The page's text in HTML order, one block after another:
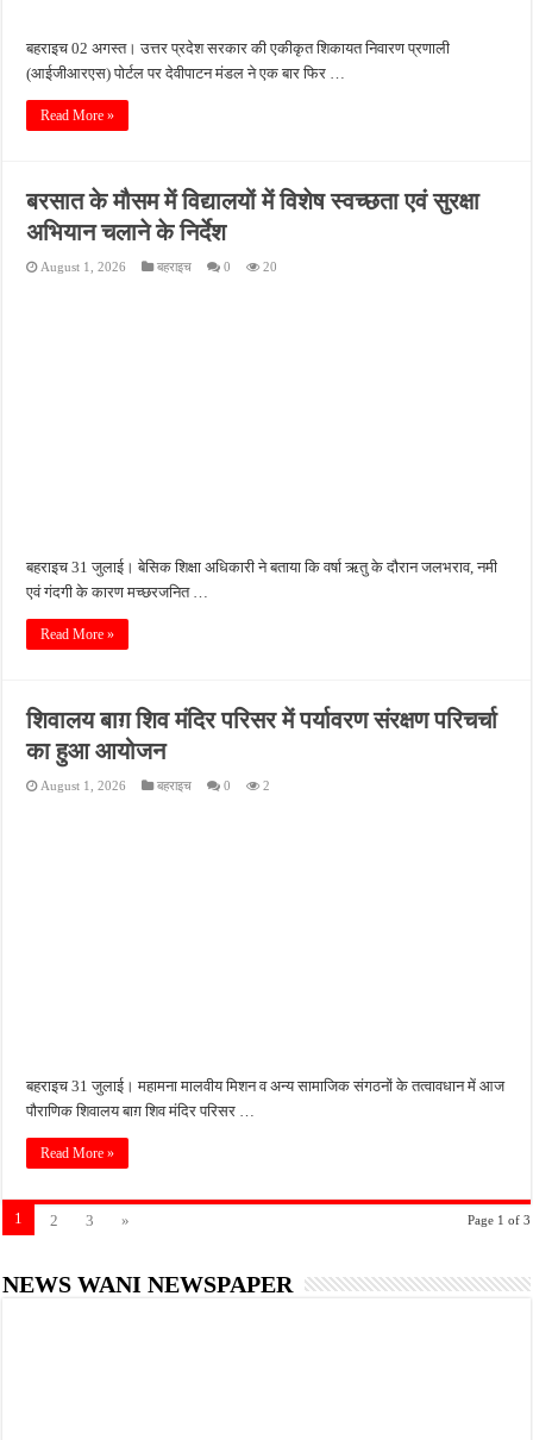
बहराइच 02 अगस्त। उत्तर प्रदेश सरकार की एकीकृत शिकायत निवारण प्रणाली
(आईजीआरएस) पोर्टल पर देवीपाटन मंडल ने एक बार फिर …
Read More »
बरसात के मौसम में विद्यालयों में विशेष स्वच्छता एवं सुरक्षा
अभियान चलाने के निर्देश
August 1, 2026 बहराइच 0 20
बहराइच 31 जुलाई। बेसिक शिक्षा अधिकारी ने बताया कि वर्षा ऋतु के दौरान जलभराव, नमी
एवं गंदगी के कारण मच्छरजनित …
Read More »
शिवालय बाग़ शिव मंदिर परिसर में पर्यावरण संरक्षण परिचर्चा
का हुआ आयोजन
August 1, 2026 बहराइच 0 2
बहराइच 31 जुलाई। महामना मालवीय मिशन व अन्य सामाजिक संगठनों के तत्वावधान में आज
पौराणिक शिवालय बाग़ शिव मंदिर परिसर …
Read More »
Page 1 of 3
1 2 3 »
NEWS WANI NEWSPAPER